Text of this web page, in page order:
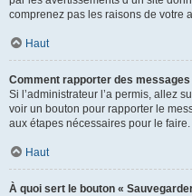
comprenez pas les raisons de votre
Haut
Comment rapporter des
Si l’administrateur l’a permis, allez
voir un bouton pour rapporter le
aux étapes nécessaires pour le faire.
Haut
À quoi sert le bouton «